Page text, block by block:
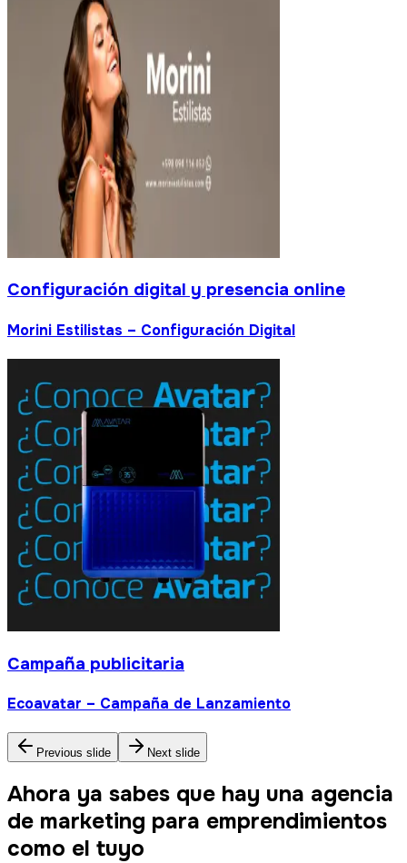
y presencia online
Digital
de Lanzamiento
Previous slide Next slide
Ahora ya sabes que hay una agencia
de marketing para emprendimientos
como el tuyo